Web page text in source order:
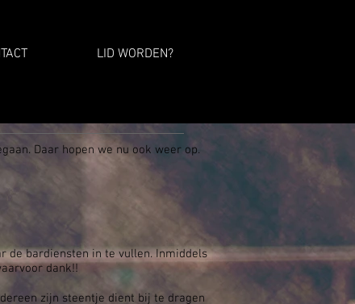
LID WORDEN?
Daar hopen we nu ook weer op.
de bardiensten in te vullen. Inmiddels
dank!!
zijn steentje dient bij te dragen